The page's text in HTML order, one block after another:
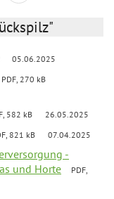
05.06.2025
PDF, 270 kB
582 kB 26.05.2025
821 kB 07.04.2025
-
und Horte
PDF,